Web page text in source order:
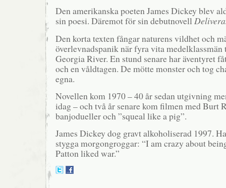
Den amerikanska poeten James Dickey blev
sin poesi. Däremot för sin debutnovell
Den korta texten fångar naturens vildhet och
överlevnadspanik när fyra vita medelklassmän
Georgia River. En stund senare har äventyret
och en våldtagen. De mötte monster och tog
egna.
Novellen kom 1970 – 40 år sedan utgivning
idag – och två år senare kom filmen med Burt
banjodueller och ”squeal like a pig”.
James Dickey dog gravt alkoholiserad 1997.
stygga morgongroggar: “I am crazy about
Patton liked war.”